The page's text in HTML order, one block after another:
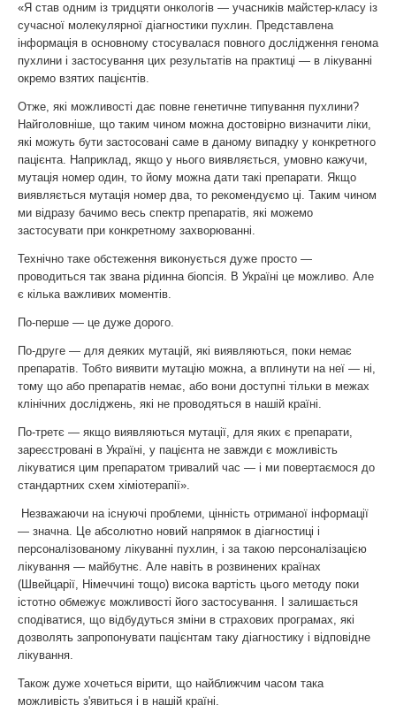
«Я став одним із тридцяти онкологів — учасників майстер-класу із
сучасної молекулярної діагностики пухлин. Представлена
інформація в основному стосувалася повного дослідження генома
пухлини і застосування цих результатів на практиці — в лікуванні
окремо взятих пацієнтів.
Отже, які можливості дає повне генетичне типування пухлини?
Найголовніше, що таким чином можна достовірно визначити ліки,
які можуть бути застосовані саме в даному випадку у конкретного
пацієнта. Наприклад, якщо у нього виявляється, умовно кажучи,
мутація номер один, то йому можна дати такі препарати. Якщо
виявляється мутація номер два, то рекомендуємо ці. Таким чином
ми відразу бачимо весь спектр препаратів, які можемо
застосувати при конкретному захворюванні.
Технічно таке обстеження виконується дуже просто —
проводиться так звана рідинна біопсія. В Україні це можливо. Але
є кілька важливих моментів.
По-перше — це дуже дорого.
По-друге — для деяких мутацій, які виявляються, поки немає
препаратів. Тобто виявити мутацію можна, а вплинути на неї — ні,
тому що або препаратів немає, або вони доступні тільки в межах
клінічних досліджень, які не проводяться в нашій країні.
По-третє — якщо виявляються мутації, для яких є препарати,
зареєстровані в Україні, у пацієнта не завжди є можливість
лікуватися цим препаратом тривалий час — і ми повертаємося до
стандартних схем хіміотерапії».
Незважаючи на існуючі проблеми, цінність отриманої інформації
— значна. Це абсолютно новий напрямок в діагностиці і
персоналізованому лікуванні пухлин, і за такою персоналізацією
лікування — майбутнє. Але навіть в розвинених країнах
(Швейцарії, Німеччині тощо) висока вартість цього методу поки
істотно обмежує можливості його застосування. І залишається
сподіватися, що відбудуться зміни в страхових програмах, які
дозволять запропонувати пацієнтам таку діагностику і відповідне
лікування.
Також дуже хочеться вірити, що найближчим часом така
можливість з'явиться і в нашій країні.